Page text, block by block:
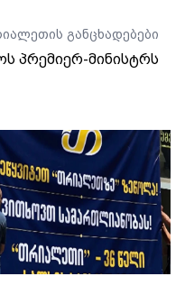
განცხადებები
პრემიერ-მინისტრს